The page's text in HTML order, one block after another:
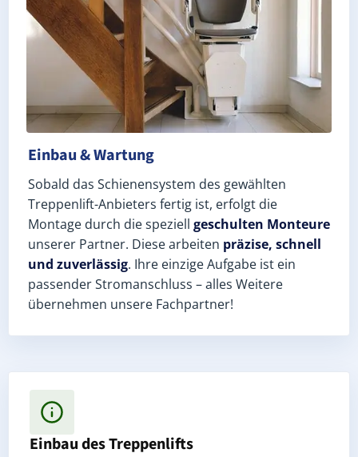
Einbau & Wartung
Sobald das Schienensystem des gewählten
Treppenlift-Anbieters fertig ist, erfolgt die
Montage durch die speziell geschulten Monteure
unserer Partner. Diese arbeiten präzise, schnell
und zuverlässig. Ihre einzige Aufgabe ist ein
passender Stromanschluss – alles Weitere
übernehmen unsere Fachpartner!
Einbau des Treppenlifts